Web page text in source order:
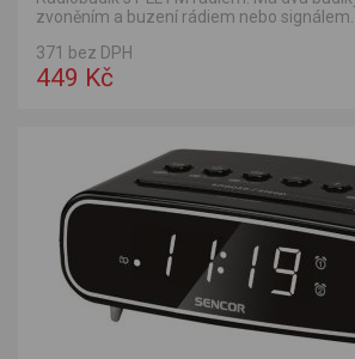
zvoněním a buzení rádiem nebo signálem.
371 bez DPH
449 Kč